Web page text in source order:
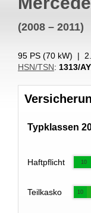
(2008 – 2011)
95 PS (70 kW) |
HSN/TSN: 1313/
Typklassen
Haftpflicht 10
Teilkasko 10